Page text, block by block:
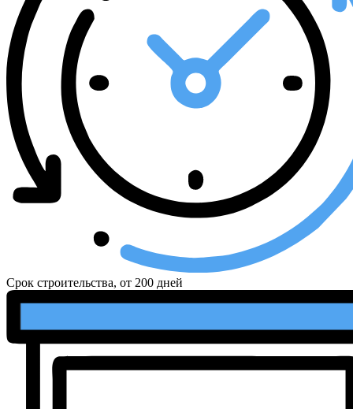
Срок строительства, от 200 дней